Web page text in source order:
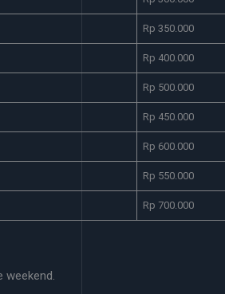
Rp 350.000
Rp 400.000
Rp 500.000
Rp 450.000
Rp 600.000
Rp 550.000
Rp 700.000